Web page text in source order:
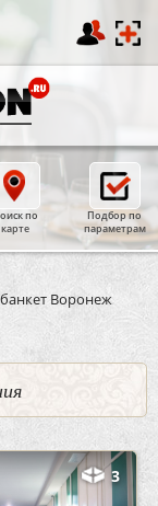
по
карте
Подбор по
параметрам
Воронеж
3